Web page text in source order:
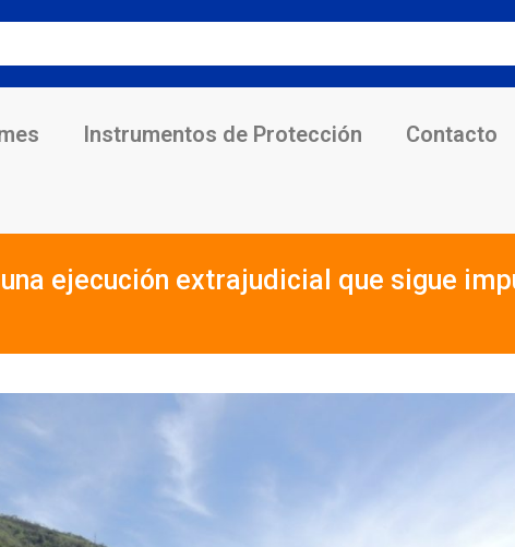
Instrumentos de Protección Contacto
ejecución extrajudicial que sigue